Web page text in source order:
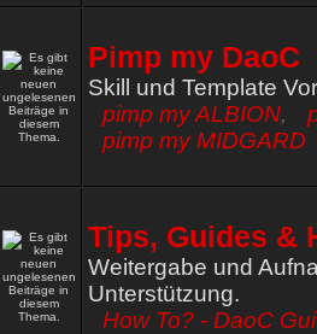
Pimp my DaoC
Skill und Template
pimp my ALBION,
pimp my MIDGARD
Tips, Guides &
Weitergabe und
Unterstützung.
How To? - DaoC